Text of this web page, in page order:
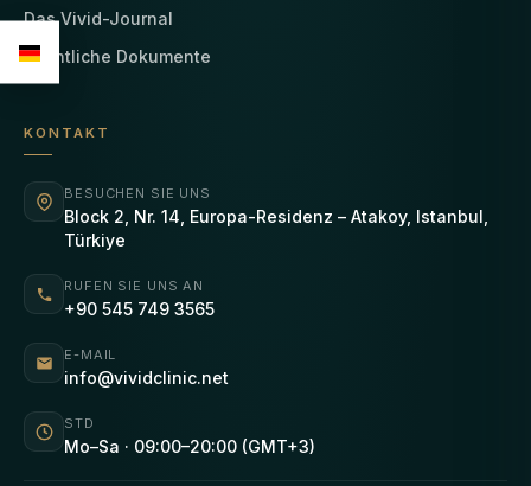
Das Vivid-Journal
Rechtliche Dokumente
KONTAKT
BESUCHEN SIE UNS
Block 2, Nr. 14, Europa-Residenz – Atakoy, Istanbul,
Türkiye
RUFEN SIE UNS AN
+90 545 749 3565
E-MAIL
info@vividclinic.net
STD
Mo–Sa · 09:00–20:00 (GMT+3)